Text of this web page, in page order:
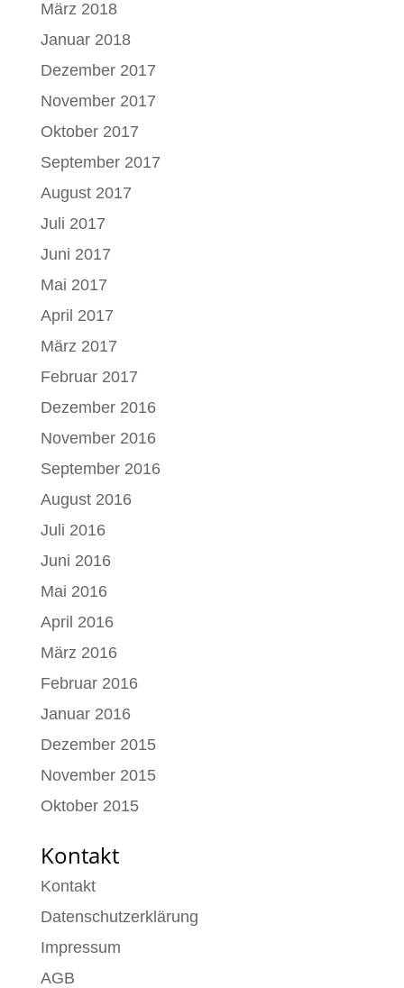
März 2018
Januar 2018
Dezember 2017
November 2017
Oktober 2017
September 2017
August 2017
Juli 2017
Juni 2017
Mai 2017
April 2017
März 2017
Februar 2017
Dezember 2016
November 2016
September 2016
August 2016
Juli 2016
Juni 2016
Mai 2016
April 2016
März 2016
Februar 2016
Januar 2016
Dezember 2015
November 2015
Oktober 2015
Kontakt
Kontakt
Datenschutzerklärung
Impressum
AGB